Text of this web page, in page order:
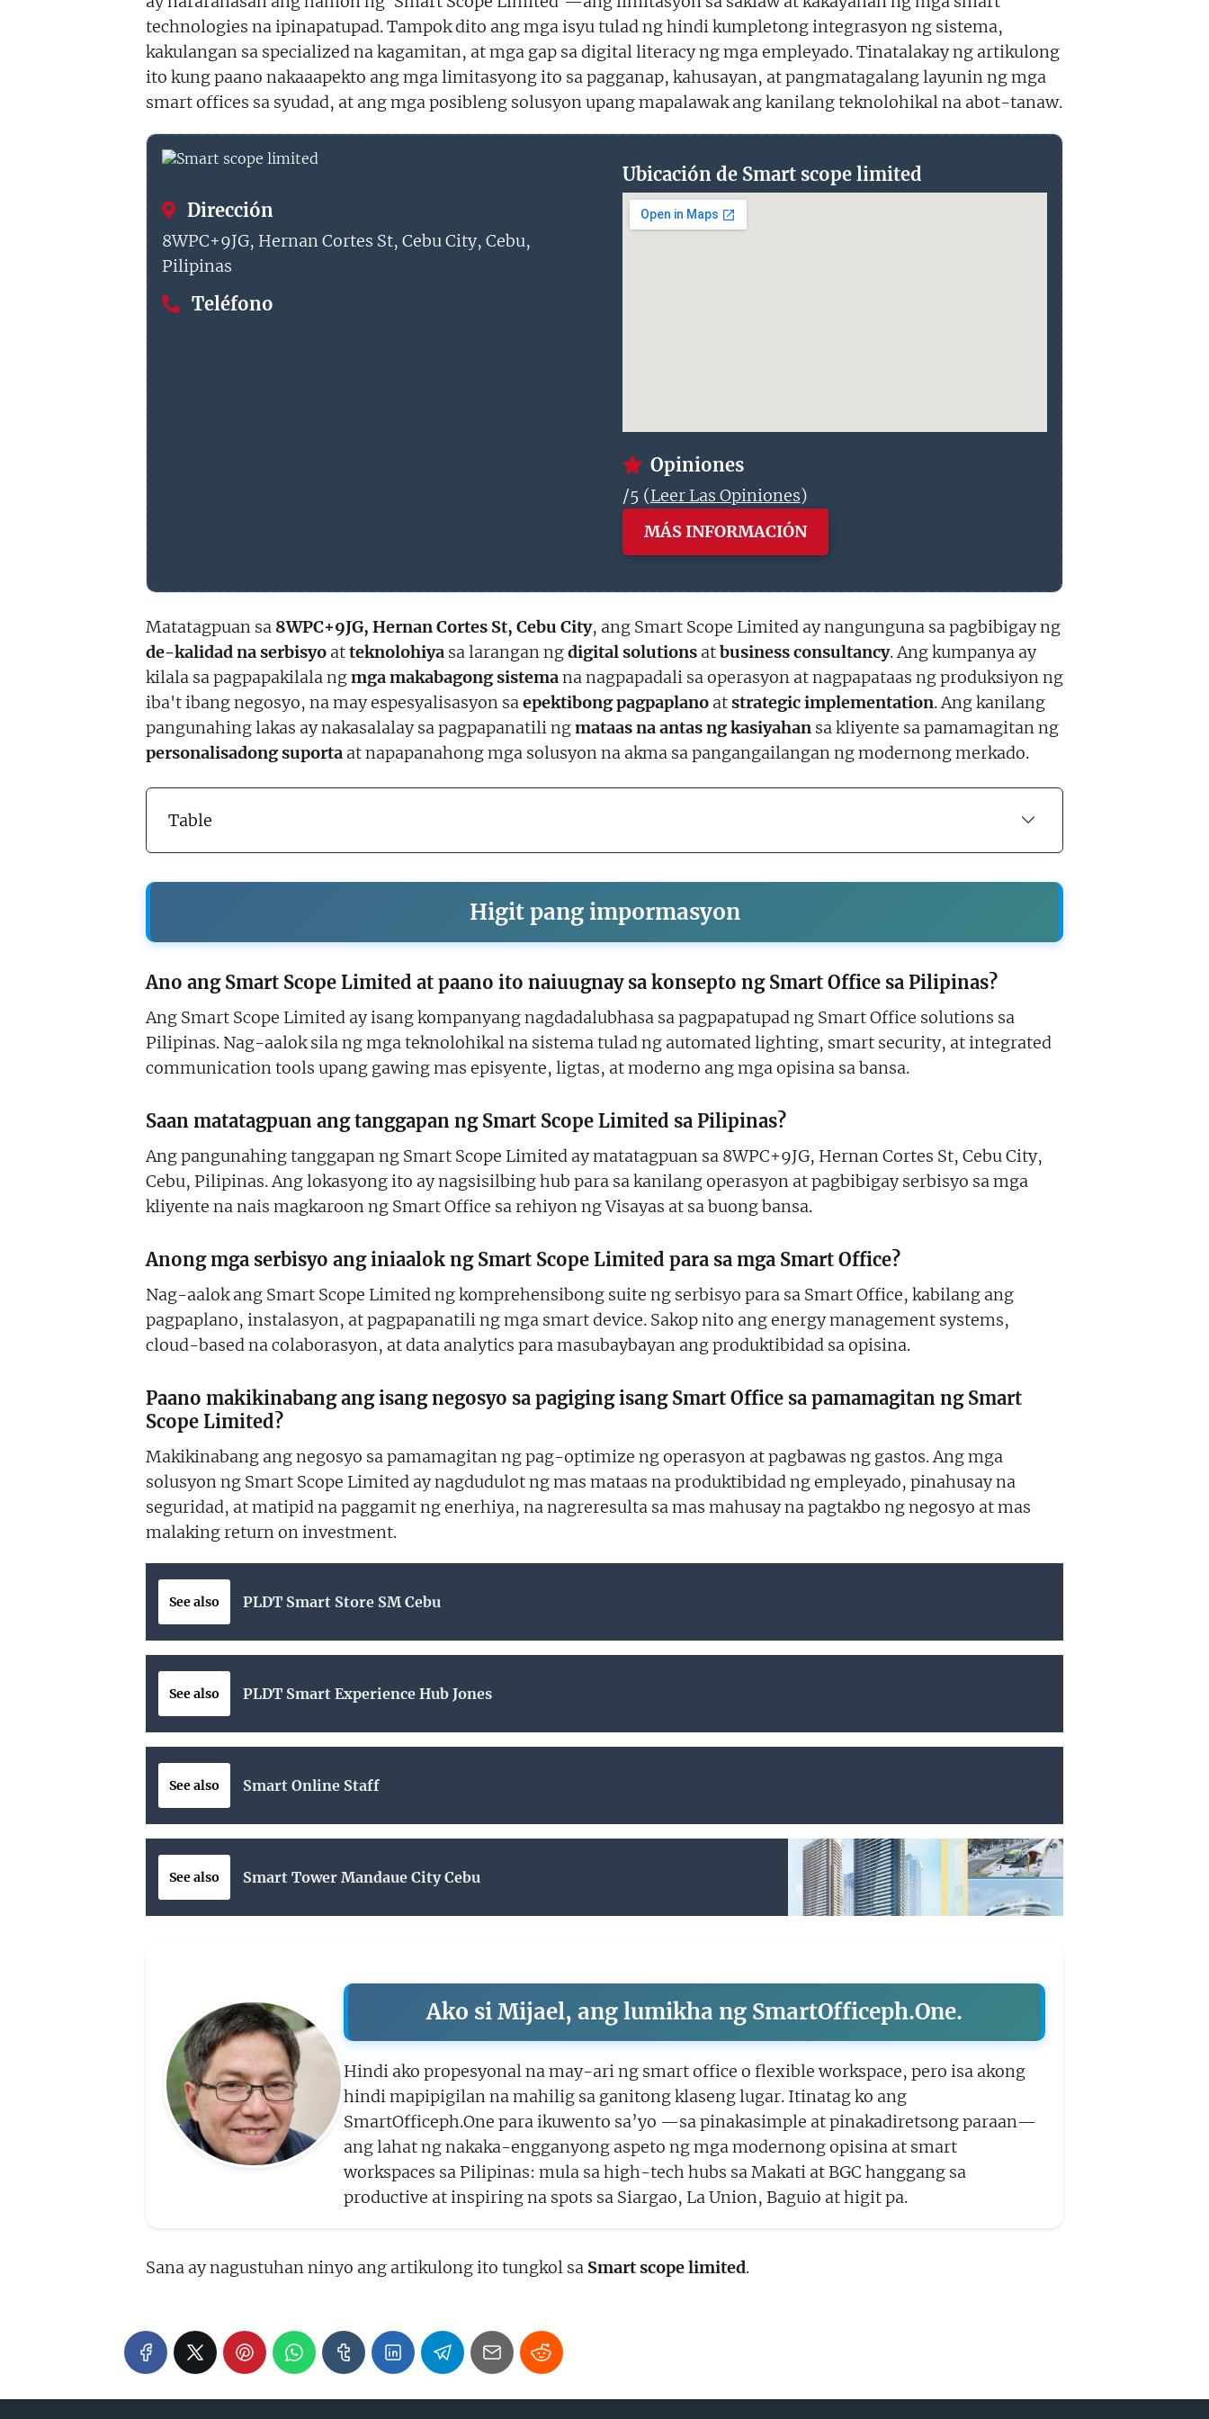
technologies na ipinapatupad. Tampok dito ang mga isyu tulad ng hindi kumpletong integrasyon ng sistema,
kakulangan sa specialized na kagamitan, at mga gap sa digital literacy ng mga empleyado. Tinatalakay ng artikulong
ito kung paano nakaaapekto ang mga limitasyong ito sa pagganap, kahusayan, at pangmatagalang layunin ng mga
smart offices sa syudad, at ang mga posibleng solusyon upang mapalawak ang kanilang teknolohikal na abot-tanaw.
Dirección
8WPC+9JG, Hernan Cortes St, Cebu City, Cebu,
Pilipinas
Teléfono
Ubicación de Smart scope limited
Opiniones
/5 (Leer Las Opiniones)
MÁS INFORMACIÓN
Matatagpuan sa 8WPC+9JG, Hernan Cortes St, Cebu City, ang Smart Scope Limited ay nangunguna sa pagbibigay ng
de-kalidad na serbisyo atteknolohiya sa larangan ngdigital solutions atbusiness consultancy. Ang kumpanya ay
kilala sa pagpapakilala ngmga makabagong sistemana nagpapadali sa operasyon at nagpapataas ng produksiyon ng
iba't ibang negosyo, na may espesyalisasyon saepektibong pagpaplano at strategic implementation. Ang kanilang
pangunahing lakas ay nakasalalay sa pagpapanatili ngmataas na antas ng kasiyahan sa kliyente sa pamamagitan ng
personalisadong suporta at napapanahong mga solusyon na akma sa pangangailangan ng modernong merkado.
Table
Higit pang impormasyon
Ano ang Smart Scope Limited at paano ito naiuugnay sa konsepto ng Smart Office sa Pilipinas?
Ang Smart Scope Limited ay isang kompanyang nagdadalubhasa sa pagpapatupad ng Smart Office solutions sa
Pilipinas. Nag-aalok sila ng mga teknolohikal na sistema tulad ng automated lighting, smart security, at integrated
communication tools upang gawing mas episyente, ligtas, at moderno ang mga opisina sa bansa.
Saan matatagpuan ang tanggapan ng Smart Scope Limited sa Pilipinas?
Ang pangunahing tanggapan ng Smart Scope Limited ay matatagpuan sa 8WPC+9JG, Hernan Cortes St, Cebu City,
Cebu, Pilipinas. Ang lokasyong ito ay nagsisilbing hub para sa kanilang operasyon at pagbibigay serbisyo sa mga
kliyente na nais magkaroon ng Smart Office sa rehiyon ng Visayas at sa buong bansa.
Anong mga serbisyo ang iniaalok ng Smart Scope Limited para sa mga Smart Office?
Nag-aalok ang Smart Scope Limited ng komprehensibong suite ng serbisyo para sa Smart Office, kabilang ang
pagpaplano, instalasyon, at pagpapanatili ng mga smart device. Sakop nito ang energy management systems,
cloud-based na colaborasyon, at data analytics para masubaybayan ang produktibidad sa opisina.
Paano makikinabang ang isang negosyo sa pagiging isang Smart Office sa pamamagitan ng Smart
Scope Limited?
Makikinabang ang negosyo sa pamamagitan ng pag-optimize ng operasyon at pagbawas ng gastos. Ang mga
solusyon ng Smart Scope Limited ay nagdudulot ng mas mataas na produktibidad ng empleyado, pinahusay na
seguridad, at matipid na paggamit ng enerhiya, na nagreresulta sa mas mahusay na pagtakbo ng negosyo at mas
malaking return on investment.
See also PLDT Smart Store SM Cebu
See also PLDT Smart Experience Hub Jones
See also Smart Online Staff
See also Smart Tower Mandaue City Cebu
Ako si Mijael, ang lumikha ng SmartOfficeph.One.
Hindi ako propesyonal na may-ari ng smart office o flexible workspace, pero isa akong
hindi mapipigilan na mahilig sa ganitong klaseng lugar. Itinatag ko ang
SmartOfficeph.One para ikuwento sa’yo —sa pinakasimple at pinakadiretsong paraan—
ang lahat ng nakaka-engganyong aspeto ng mga modernong opisina at smart
workspaces sa Pilipinas: mula sa high-tech hubs sa Makati at BGC hanggang sa
productive at inspiring na spots sa Siargao, La Union, Baguio at higit pa.
Sana ay nagustuhan ninyo ang artikulong ito tungkol sa Smart scope limited.